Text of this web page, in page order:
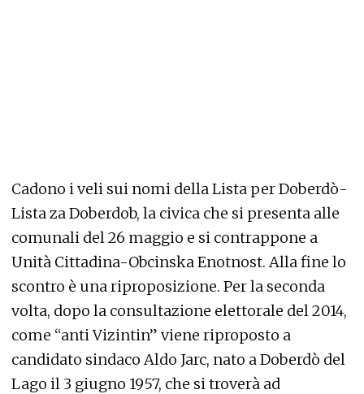
Cadono i veli sui nomi della Lista per Doberdò-
Lista za Doberdob, la civica che si presenta alle
comunali del 26 maggio e si contrappone a
Unità Cittadina-Obcinska Enotnost. Alla fine lo
scontro è una riproposizione. Per la seconda
volta, dopo la consultazione elettorale del 2014,
come “anti Vizintin” viene riproposto a
candidato sindaco Aldo Jarc, nato a Doberdò del
Lago il 3 giugno 1957, che si troverà ad